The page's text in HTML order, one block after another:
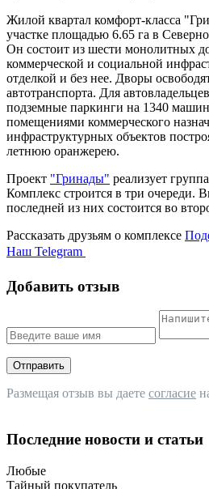
Жилой квартал комфорт-класса
участке площадью 6.65 га в
Он состоит из шести монолитных
коммерческой и социальной
отделкой и без нее. Дворы
автотранспорта. Для
подземные паркинги на 1340
помещениями коммерческого
инфраструктурных объектов
летнюю оранжерею.
Проект "Гринады" реализует
Комплекс строится в три очереди.
последней из них состоится во
Рассказать друзьям о комплексе
Наш Telegram
Добавить отзыв
Отправить
Размещая отзыв вы даете согласие
Последние новости и статьи
Любые
Тайный покупатель